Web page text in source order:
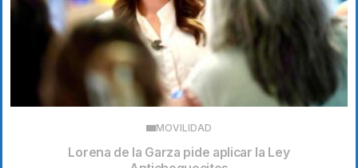
MOVILIDAD
Lorena de la Garza pide aplicar la Ley